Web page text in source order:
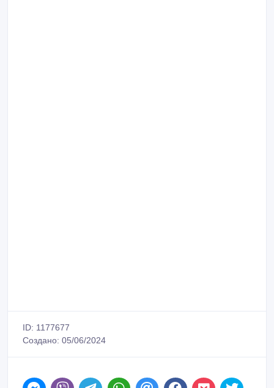
ID: 1177677
Создано: 05/06/2024